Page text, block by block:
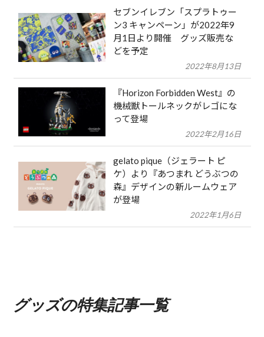
セブンイレブン「スプラトゥー
ン3 キャンペーン」が2022年9
月1日より開催 グッズ販売な
どを予定
2022年8月13日
『Horizon Forbidden West』の
機械獣トールネックがレゴにな
って登場
2022年2月16日
gelato pique（ジェラート ピ
ケ）より『あつまれ どうぶつの
森』デザインの新ルームウェア
が登場
2022年1月6日
グッズの特集記事一覧